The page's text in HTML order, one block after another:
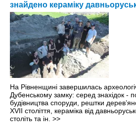
знайдено кераміку
На Рівненщині завершилась
Дубенському замку: серед знахідок -
будівництва споруди, рештки
ХVІІ століття, кераміка від
століть та ін. >>